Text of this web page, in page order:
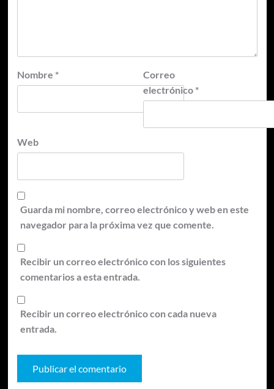
Nombre *
Correo
electrónico *
Web
Guarda mi nombre, correo electrónico y web en este
navegador para la próxima vez que comente.
Recibir un correo electrónico con los siguientes
comentarios a esta entrada.
Recibir un correo electrónico con cada nueva
entrada.